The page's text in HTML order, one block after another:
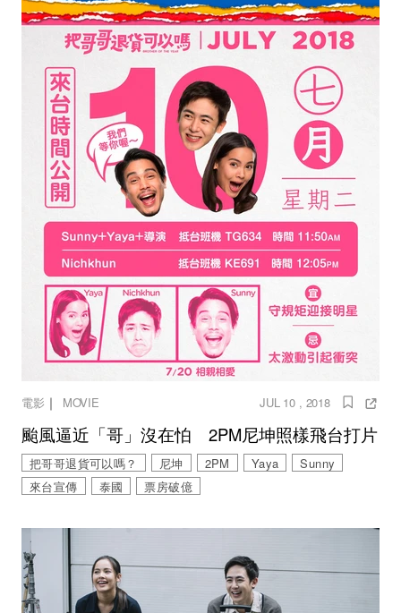
電影 ｜ MOVIE JUL 10 , 2018
颱風逼近「哥」沒在怕 2PM尼坤照樣飛台打片
把哥哥退貨可以嗎？ 尼坤 2PM Yaya
Sunny
來台宣傳
泰國 票房破億